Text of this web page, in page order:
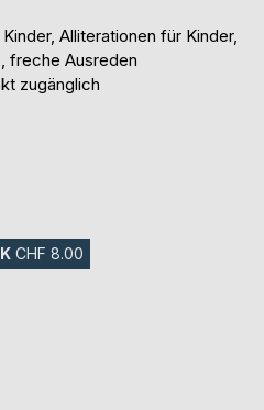
Alliterationen für Kinder,
freche Ausreden
zugänglich
CHF 8.00